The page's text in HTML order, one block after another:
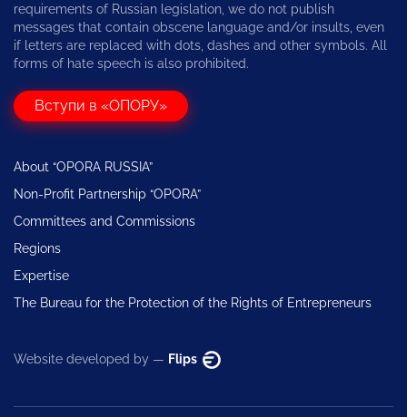
requirements of Russian legislation, we do not publish
messages that contain obscene language and/or insults, even
if letters are replaced with dots, dashes and other symbols. All
forms of hate speech is also prohibited.
Вступи в «ОПОРУ»
About “OPORA RUSSIA”
Non-Profit Partnership “OPORA”
Committees and Commissions
Regions
Expertise
The Bureau for the Protection of the Rights of Entrepreneurs
Website developed by — Flips